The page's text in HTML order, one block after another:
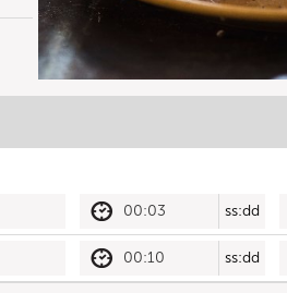
00:03 ss:dd
00:10 ss:dd